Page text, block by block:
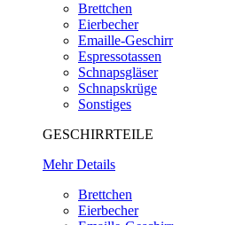
Brettchen
Eierbecher
Emaille-Geschirr
Espressotassen
Schnapsgläser
Schnapskrüge
Sonstiges
GESCHIRRTEILE
Mehr Details
Brettchen
Eierbecher